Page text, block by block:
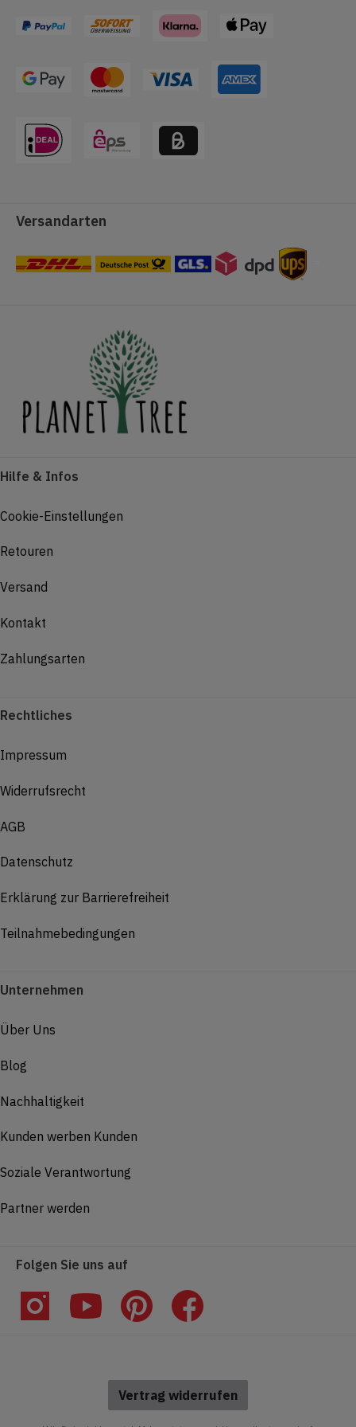
Versandarten
Hilfe & Infos
Cookie-Einstellungen
Retouren
Versand
Kontakt
Zahlungsarten
Rechtliches
Impressum
Widerrufsrecht
AGB
Datenschutz
Erklärung zur Barrierefreiheit
Teilnahmebedingungen
Unternehmen
Über Uns
Blog
Nachhaltigkeit
Kunden werben Kunden
Soziale Verantwortung
Partner werden
Folgen Sie uns auf
Vertrag widerrufen